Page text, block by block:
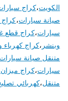
الكويت،كراج
صيانة سيارات،
سيارات،كراج قطع
وبنشر ،كراج كهرباء
متنقل صيانة سيارات
سيارات،كراج
متنقل،كهربائي